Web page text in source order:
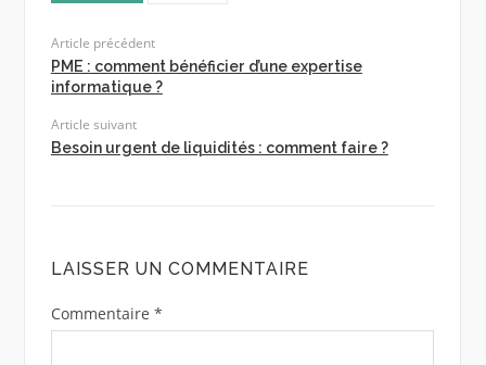
Article précédent
PME : comment bénéficier d’une expertise
informatique ?
Article suivant
Besoin urgent de liquidités : comment faire ?
LAISSER UN COMMENTAIRE
Commentaire *